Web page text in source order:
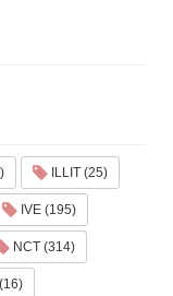
ILLIT (25)
IVE (195)
NCT (314)